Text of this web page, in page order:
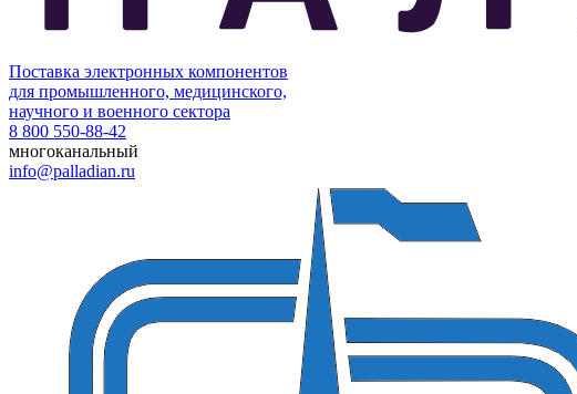
Поставка электронных компонентов
для промышленного, медицинского,
научного и военного сектора
8 800 550-88-42
многоканальный
info@palladian.ru